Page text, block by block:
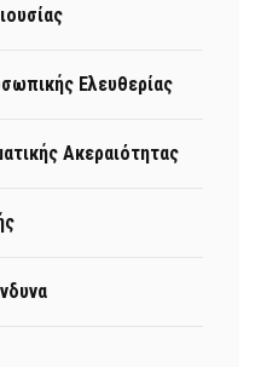
Ελευθερίας
Ακεραιότητας